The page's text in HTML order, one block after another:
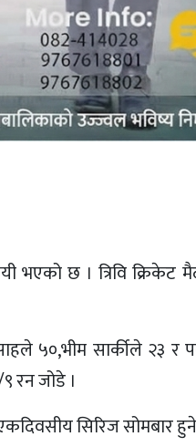
भएको छ । त्रिवि क्रिकेट
५०,भीम सार्कीले २३ र
रन जोडे ।
सिरिज सोमबार